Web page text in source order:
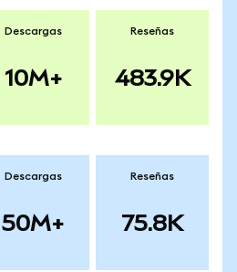
Descargas
10M+
Reseñas
483.9K
Descargas
50M+
Reseñas
75.8K